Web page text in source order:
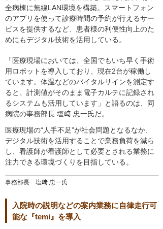
全病棟に無線LAN環境を構築。スマートフォン
のアプリを使って診療時間の予約が行えるサー
ビスを提供するなど、患者様の利便性向上のた
めにもデジタル技術を活用している。
事務部長 塩﨑 忠一氏
「医療現場においては、全国でもいち早く手術
用ロボットを導入しており、現在2台が稼働し
ています。体温などのバイタルサインを測定す
ると、計測値がそのまま電子カルテに記録され
るシステムも活用しています」と語るのは、同
病院の事務部長 塩﨑 忠一氏だ。
医療現場の“人手不足”が社会問題となるなか、
デジタル技術を活用することで業務負荷を減ら
し、看護師が看護師として必要とされる業務に
注力できる環境づくりを目指している。
入院時の説明などの案内業務に自律走行可
能な『temi』を導入